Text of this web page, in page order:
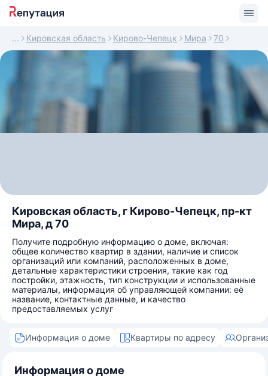
Кировская область Кирово-Чепецк Мира 70
Кировская область, г Кирово-Чепецк, пр-кт
Мира, д 70
Получите подробную информацию о доме, включая:
общее количество квартир в здании, наличие и список
организаций или компаний, расположенных в доме,
детальные характеристики строения, такие как год
постройки, этажность, тип конструкции и использованные
материалы, информация об управляющей компании: её
название, контактные данные, и качество
предоставляемых услуг
Информация о доме Квартиры по адресу
Информация о доме